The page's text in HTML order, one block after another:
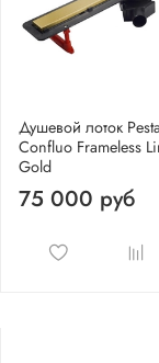
Душевой лоток
Confluo Frameless
Gold
75 000 руб